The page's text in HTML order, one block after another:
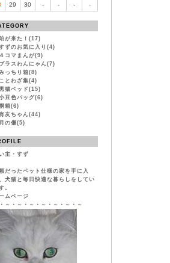
29 30 - - - -
が来た！(17)
ずのお気に入り(4)
４コマまんが(9)
ラスわんにゃん(7)
っちり箱(8)
ことわざ集(4)
猫ベッド(15)
豆色バッグ(6)
箱(6)
友ちゃん(44)
月の傷(5)
主・すず
だったペット仕様の家を手に入
犬猫と毎日快適な暮らしをしてい
。
ムページ
～・～・～・～・～・～・～